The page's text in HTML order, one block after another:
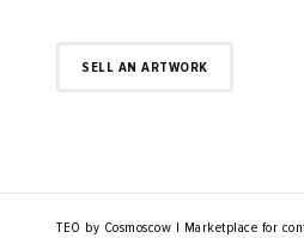
SELL AN ARTWORK
TEO by Cosmoscow | Marketplace for